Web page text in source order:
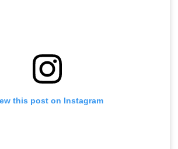
this post on Instagram